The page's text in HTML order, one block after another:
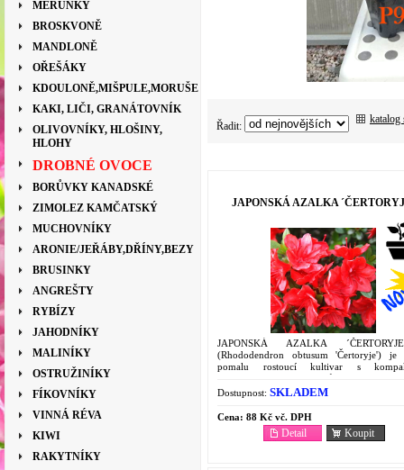
MERUŇKY
BROSKVONĚ
MANDLONĚ
OŘEŠÁKY
KDOULONĚ,MIŠPULE,MORUŠE
KAKI, LIČI, GRANÁTOVNÍK
OLIVOVNÍKY, HLOŠINY,
HLOHY
DROBNÉ OVOCE
BORŮVKY KANADSKÉ
ZIMOLEZ KAMČATSKÝ
MUCHOVNÍKY
ARONIE/JEŘÁBY,DŘÍNY,BEZY
BRUSINKY
ANGREŠTY
RYBÍZY
JAHODNÍKY
MALINÍKY
OSTRUŽINÍKY
FÍKOVNÍKY
VINNÁ RÉVA
KIWI
RAKYTNÍKY
Řadit:
katalog
JAPONSKÁ AZALKA
JAPONSKÁ AZALKA
(Rhododendron obtusum 'Čertoryje') je
pomalu rostoucí kultivar s
vzpřímeným tvarem, dorůstající 50–100
květnu bohatě kvete velkými, sytě až
Dostupnost: SKLADEM
Cena: 88 Kč vč. DPH
Koupit
Detail